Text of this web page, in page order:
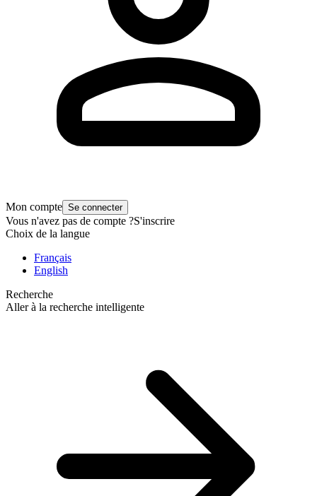
Mon compte Se connecter
Vous n'avez pas de compte ?S'inscrire
Choix de la langue
Français
English
Recherche
Aller à la recherche intelligente